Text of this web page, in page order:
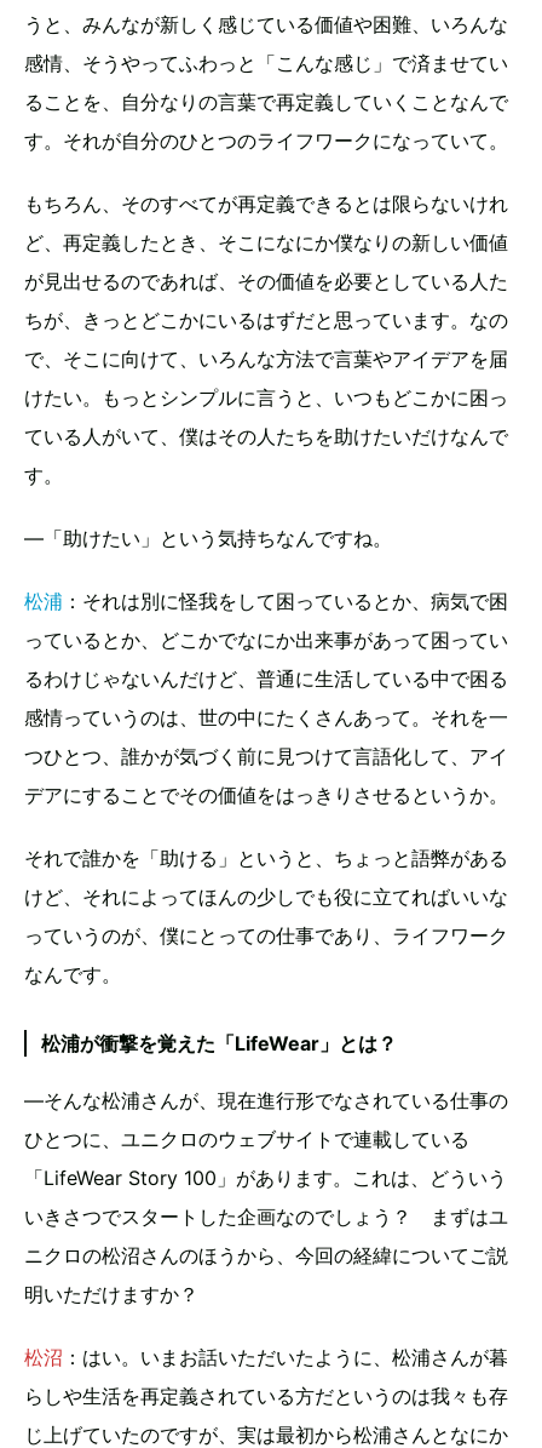
うと、みんなが新しく感じている価値や困難、いろんな
感情、そうやってふわっと「こんな感じ」で済ませてい
ることを、自分なりの言葉で再定義していくことなんで
す。それが自分のひとつのライフワークになっていて。
もちろん、そのすべてが再定義できるとは限らないけれ
ど、再定義したとき、そこになにか僕なりの新しい価値
が見出せるのであれば、その価値を必要としている人た
ちが、きっとどこかにいるはずだと思っています。なの
で、そこに向けて、いろんな方法で言葉やアイデアを届
けたい。もっとシンプルに言うと、いつもどこかに困っ
ている人がいて、僕はその人たちを助けたいだけなんで
す。
—「助けたい」という気持ちなんですね。
松浦 ：それは別に怪我をして困っているとか、病気で困
っているとか、どこかでなにか出来事があって困ってい
るわけじゃないんだけど、普通に生活している中で困る
感情っていうのは、世の中にたくさんあって。それを一
つひとつ、誰かが気づく前に見つけて言語化して、アイ
デアにすることでその価値をはっきりさせるというか。
それで誰かを「助ける」というと、ちょっと語弊がある
けど、それによってほんの少しでも役に立てればいいな
っていうのが、僕にとっての仕事であり、ライフワーク
なんです。
松浦が衝撃を覚えた「LifeWear」とは？
—そんな松浦さんが、現在進行形でなされている仕事の
ひとつに、ユニクロのウェブサイトで連載している
「LifeWear Story 100」があります。これは、どういう
いきさつでスタートした企画なのでしょう？ まずはユ
ニクロの松沼さんのほうから、今回の経緯についてご説
明いただけますか？
松沼 ：はい。いまお話いただいたように、松浦さんが暮
らしや生活を再定義されている方だというのは我々も存
じ上げていたのですが、実は最初から松浦さんとなにか